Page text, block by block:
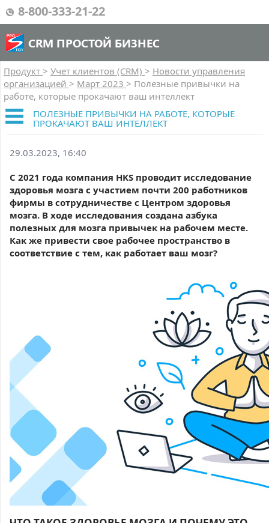
8-800-333-21-22
CRM ПРОСТОЙ БИЗНЕС
Продукт > Учет клиентов (CRM) > Новости управления
организацией > Март 2023 > Полезные привычки на
работе, которые прокачают ваш интеллект
ПОЛЕЗНЫЕ ПРИВЫЧКИ НА РАБОТЕ, КОТОРЫЕ
ПРОКАЧАЮТ ВАШ ИНТЕЛЛЕКТ
29.03.2023, 16:40
С 2021 года компания HKS проводит исследование
здоровья мозга с участием почти 200 работников
фирмы в сотрудничестве с Центром здоровья
мозга. В ходе исследования создана азбука
полезных для мозга привычек на рабочем месте.
Как же привести свое рабочее пространство в
соответствие с тем, как работает ваш мозг?